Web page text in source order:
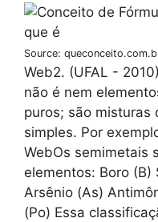
Source:
Web2. (UFAL -
não é nem
puros; são misturas
simples. Por
WebOs semimetais
elementos: Boro (B)
Arsênio (As)
(Po) Essa